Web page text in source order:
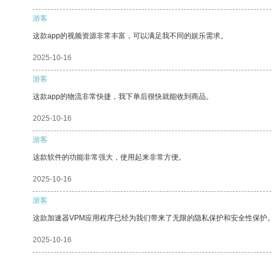
游客
这款app的视频资源非常丰富，可以满足我不同的娱乐需求。
2025-10-16
游客
这款app的物流非常快捷，我下单后很快就能收到商品。
2025-10-16
游客
这款软件的功能非常强大，使用起来非常方便。
2025-10-16
游客
这款加速器VPM应用程序已经为我们带来了无限的隐私保护和安全性保护
2025-10-16